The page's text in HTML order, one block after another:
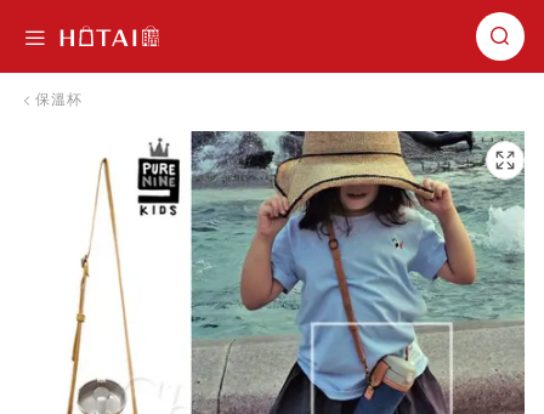
保溫杯
跳到圖片庫的末尾